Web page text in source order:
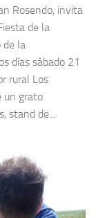
Rosendo, invita
de la
de la
días sábado 21
rural Los
un grato
stand de...